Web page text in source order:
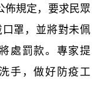
規定，要求民眾
罩，並將對未佩
處罰款。專家提
手，做好防疫工